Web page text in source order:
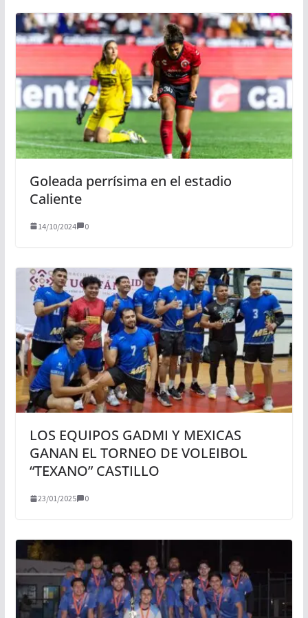
Goleada perrísima en el estadio
Caliente
14/10/2024 0
LOS EQUIPOS GADMI Y MEXICAS
GANAN EL TORNEO DE VOLEIBOL
“TEXANO” CASTILLO
23/01/2025 0